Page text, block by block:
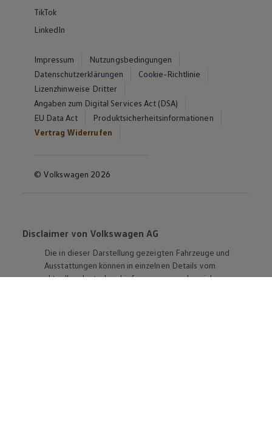
TikTok
LinkedIn
Impressum
Nutzungsbedingungen
Datenschutzerklärungen
Cookie-Richtlinie
Lizenzhinweise Dritter
Angaben zum Digital Services Act (DSA)
EU Data Act
Produktsicherheitsinformationen
Vertrag Widerrufen
© Volkswagen 2026
Disclaimer von Volkswagen AG
Die in dieser Darstellung gezeigten Fahrzeuge und
Ausstattungen können in einzelnen Details vom
aktuellen deutschen Lieferprogramm abweichen.